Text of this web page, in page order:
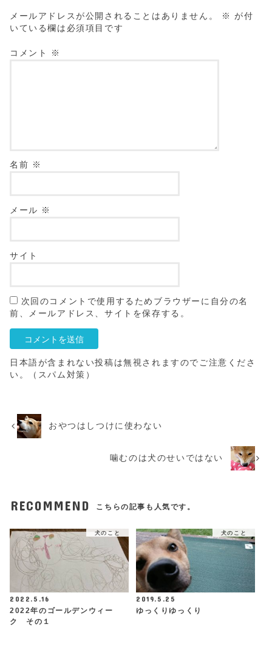
メールアドレスが公開されることはありません。 ※ が付
いている欄は必須項目です
コメント ※
名前 ※
メール ※
サイト
次回のコメントで使用するためブラウザーに自分の名
前、メールアドレス、サイトを保存する。
日本語が含まれない投稿は無視されますのでご注意くださ
い。（スパム対策）
おやつはしつけに使わない
噛むのは犬のせいではない
RECOMMEND こちらの記事も人気です。
犬のこと
2022.5.16
2022年のゴールデンウィー
ク その１
犬のこと
2019.5.25
ゆっくりゆっくり